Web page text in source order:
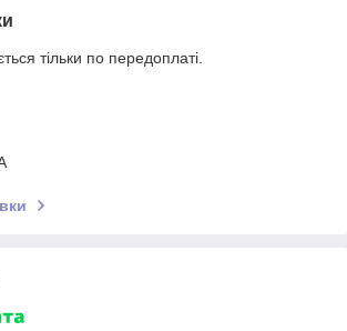
тільки по передоплаті.